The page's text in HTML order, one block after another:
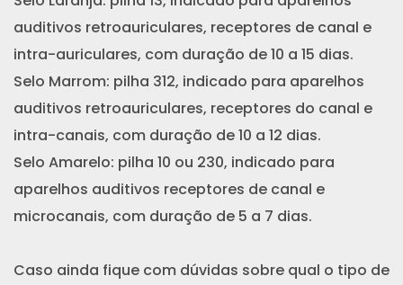
auditivos retroauriculares, receptores de canal e
intra-auriculares, com duração de 10 a 15 dias.
Selo Marrom: pilha 312, indicado para aparelhos
auditivos retroauriculares, receptores do canal e
intra-canais, com duração de 10 a 12 dias.
Selo Amarelo: pilha 10 ou 230, indicado para
aparelhos auditivos receptores de canal e
microcanais, com duração de 5 a 7 dias.
Caso ainda fique com dúvidas sobre qual o tipo de